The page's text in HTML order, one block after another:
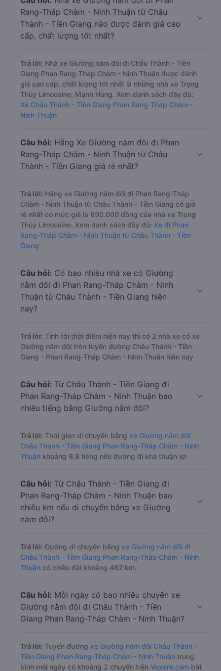
Rang-Tháp Chàm - Ninh Thuận từ Châu
Thành - Tiền Giang nào được đánh giá cao
cấp, chất lượng tốt nhất?
Trả lời: Nhà xe Giường nằm đôi đi Châu Thành - Tiền
Giang Phan Rang-Tháp Chàm - Ninh Thuận được đánh
giá cao cấp, chất lượng tốt nhất là những nhà xe Trọng
Thủy Limousine, Mạnh Hùng. Xem danh sách đầy đủ:
Xe Châu Thành - Tiền Giang Phan Rang-Tháp Chàm -
Ninh Thuận
Câu hỏi: Hãng Xe Giường nằm đôi đi Phan
Rang-Tháp Chàm - Ninh Thuận từ Châu
Thành - Tiền Giang giá rẻ nhất?
Trả lời: Hãng xe Giường nằm đôi đi Phan Rang-Tháp
Chàm - Ninh Thuận từ Châu Thành - Tiền Giang có giá
rẻ nhất có mức giá là 690.000 đồng của nhà xe Trọng
Thủy Limousine. Xem danh sách đầy đủ: Xe đi Phan
Rang-Tháp Chàm - Ninh Thuận từ Châu Thành - Tiền
Giang
Câu hỏi: Có bao nhiêu nhà xe có Giường
nằm đôi đi Phan Rang-Tháp Chàm - Ninh
Thuận từ Châu Thành - Tiền Giang hiện
nay?
Trả lời: Tính tới thời điểm hiện nay thì có 2 nhà xe có xe
Giường nằm đôi trên tuyến đường Châu Thành - Tiền
Giang - Phan Rang-Tháp Chàm - Ninh Thuận hiện nay
Câu hỏi: Từ Châu Thành - Tiền Giang đi
Phan Rang-Tháp Chàm - Ninh Thuận bao
nhiêu tiếng bằng Giường nằm đôi?
Trả lời: Thời gian di chuyển bằng xe Giường nằm đôi
Châu Thành - Tiền Giang Phan Rang-Tháp Chàm - Ninh
Thuận khoảng 8.8 tiếng nếu đường đi khá thuận lợi
Câu hỏi: Từ Châu Thành - Tiền Giang đi
Phan Rang-Tháp Chàm - Ninh Thuận bao
nhiêu km nếu di chuyển bằng xe Giường
nằm đôi?
Trả lời: Đường di chuyển bằng xe Giường nằm đôi đi
Châu Thành - Tiền Giang Phan Rang-Tháp Chàm - Ninh
Thuận có chiều dài khoảng 462 km.
Câu hỏi: Mỗi ngày có bao nhiêu chuyến xe
Giường nằm đôi đi Châu Thành - Tiền
Giang Phan Rang-Tháp Chàm - Ninh Thuận?
Trả lời: Tuyến đường xe Giường nằm đôi Châu Thành -
Tiền Giang Phan Rang-Tháp Chàm - Ninh Thuận trung
bình mỗi ngày có khoảng 2 chuyến trên Vexere.com bắt